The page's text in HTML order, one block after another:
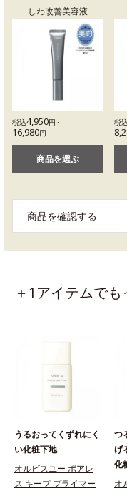
しわ改善美容液
税込4,950円～
16,980円
商品を選ぶ
税
商品を確認する
＋1アイテムでも
うるおってくずれにく
い化粧下地
オルビスユー ポアレ
ス キープ プライマー
つ
げ
化
オ